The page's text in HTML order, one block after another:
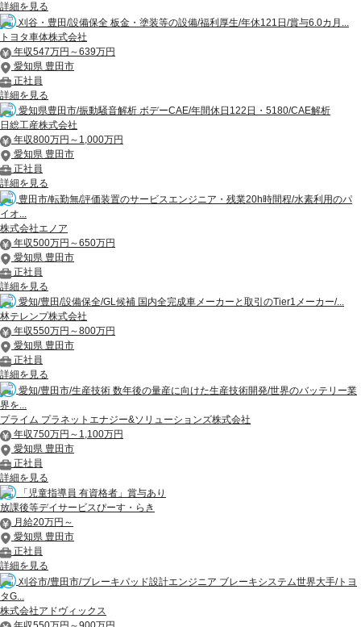
詳細を見る
刈谷・豊田/設備保全 板金・塗装等の設備/福利厚生/年休121日/賞与6.0カ月...
トヨタ車体株式会社
年収547万円～639万円
愛知県 豊田市
正社員
詳細を見る
愛知県豊田市/振動騒音解析 ボデーCAE/年間休日122日・5180/CAE解析
日総工産株式会社
年収800万円～1,000万円
愛知県 豊田市
正社員
詳細を見る
豊田市/転勤無/評価装置のサービスエンジニア・残業20h時間程/水素利用のパ
イオ...
株式会社エノア
年収500万円～650万円
愛知県 豊田市
正社員
詳細を見る
愛知/豊田/設備保全/GL候補 国内全完成車メーカーと取引のTier1メーカー/...
林テレンプ株式会社
年収550万円～800万円
愛知県 豊田市
正社員
詳細を見る
愛知/豊田市/生産技術 数年後の量産に向けた生産技術開発/世界のバッテリー業
界を...
プライム プラネットエナジー&ソリューションズ株式会社
年収750万円～1,100万円
愛知県 豊田市
正社員
詳細を見る
「児童指導員 有資格者」賞与あり
放課後等デイサービスぴーす・らき
月給20万円～
愛知県 豊田市
正社員
詳細を見る
刈谷市/豊田市/ブレーキパッド設計エンジニア ブレーキシステム世界大手/トヨ
タG...
株式会社アドヴィックス